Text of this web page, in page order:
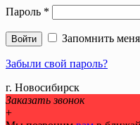
Пароль *
Войти Запомнить меня
Забыли свой пароль?
г. Новосибирск
Заказать звонок
+